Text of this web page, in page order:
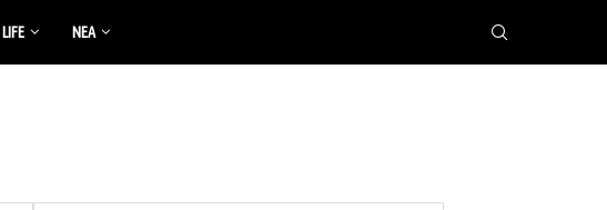
LIFE ΝΈΑ